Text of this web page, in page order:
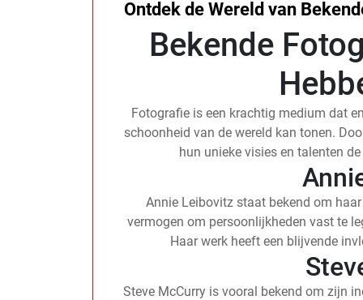
Ontdek de Wereld van
Bekende
Fotografie is een krachtig medium dat
schoonheid van de wereld kan tonen.
hun unieke visies en talenten
Annie Leibovitz staat bekend om
vermogen om persoonlijkheden vast te
Haar werk heeft een blijvende
Steve McCurry is vooral bekend om zijn